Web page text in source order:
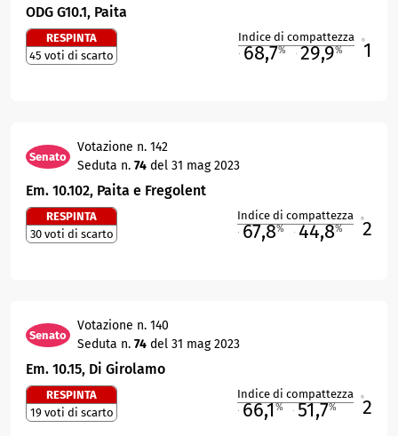
ODG G10.1, Paita
RESPINTA
45 voti di scarto
Indice di compattezza
68,7% 29,9% 1
Senato
Votazione n. 142
Seduta n. 74 del 31 mag 2023
Em. 10.102, Paita e Fregolent
RESPINTA
30 voti di scarto
Indice di compattezza
67,8% 44,8% 2
Senato
Votazione n. 140
Seduta n. 74 del 31 mag 2023
Em. 10.15, Di Girolamo
RESPINTA
19 voti di scarto
Indice di compattezza
66,1% 51,7% 2